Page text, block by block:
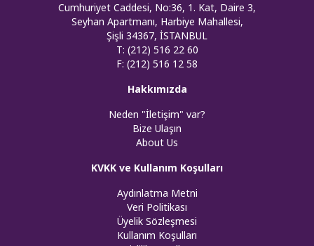
Cumhuriyet Caddesi, No:36, 1. Kat, Daire 3,
Seyhan Apartmanı, Harbiye Mahallesi,
Şişli 34367, İSTANBUL
T: (212) 516 22 60
F: (212) 516 12 58
Hakkımızda
Neden "İletişim" var?
Bize Ulaşın
About Us
KVKK ve Kullanım Koşulları
Aydınlatma Metni
Veri Politikası
Üyelik Sözleşmesi
Kullanım Koşulları